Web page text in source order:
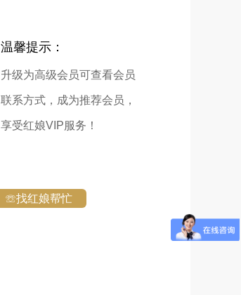
温馨提示：
升级为高级会员可查看会员
联系方式，成为推荐会员，
享受红娘VIP服务！
☏找红娘帮忙